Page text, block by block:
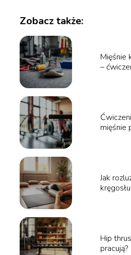
Zobacz także:
Mięśnie
–
mięśnie
Jak
Hip
pracują?